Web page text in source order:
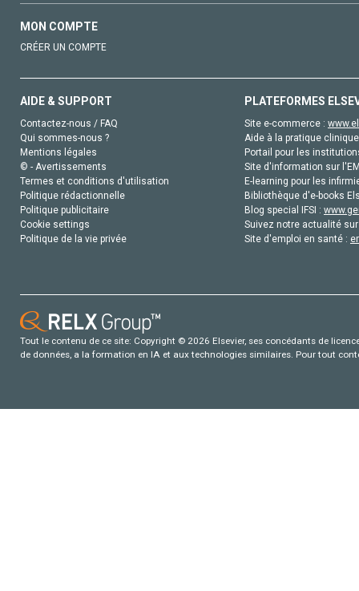
MON COMPTE
CRÉER UN COMPTE
AIDE & SUPPORT
Contactez-nous / FAQ
Qui sommes-nous ?
Mentions légales
© - Avertissements
Termes et conditions d'utilisation
Politique rédactionnelle
Politique publicitaire
Cookie settings
Politique de la vie privée
PLATEFORMES
Site e-commerce :
Aide à la pratique
Portail pour les
Site d'information sur
E-learning pour les
Bibliothèque d'e-books
Blog special IFSI :
Suivez notre actualité
Site d'emploi en santé :
Tout le contenu de ce site: Copyright © 2026 Elsevier, ses concédants de
de données, a la formation en IA et aux technologies similaires. Pour tout